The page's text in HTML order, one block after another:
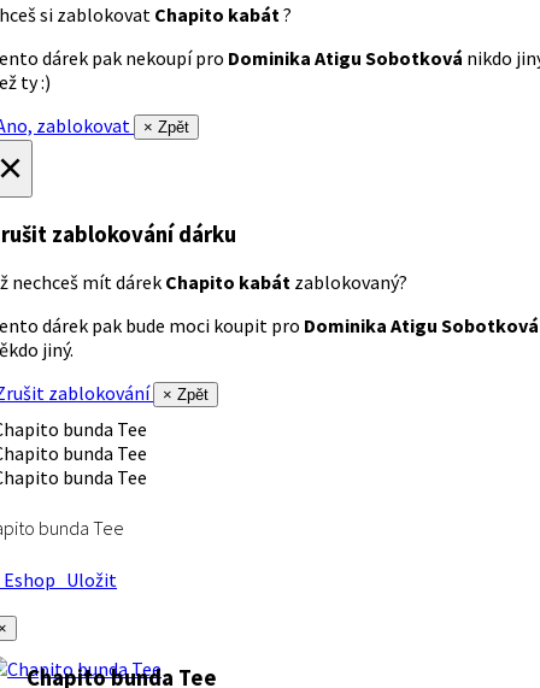
si zablokovat Chapito kabát ?
dárek pak nekoupí pro Dominika Atigu Sobotková nikdo
ty :)
zablokovat
× Zpět
zablokování dárku
nechceš mít dárek Chapito kabát zablokovaný?
dárek pak bude moci koupit pro Dominika Atigu Sobotková
jiný.
zablokování
× Zpět
bunda Tee
Uložit
Chapito bunda Tee